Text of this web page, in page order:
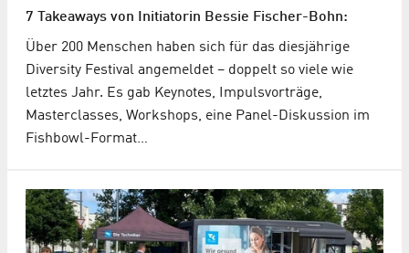
7 Takeaways von Initiatorin Bessie Fischer-Bohn:
Über 200 Menschen haben sich für das diesjährige
Diversity Festival angemeldet – doppelt so viele wie
letztes Jahr. Es gab Keynotes, Impulsvorträge,
Masterclasses, Workshops, eine Panel-Diskussion im
Fishbowl-Format…